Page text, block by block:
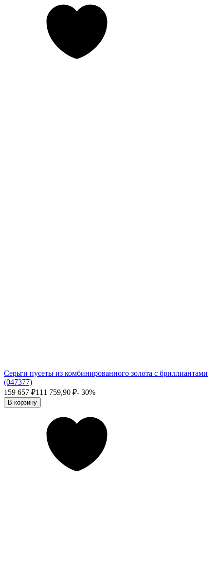
Серьги пусеты из комбинированного золота с бриллиантами
(047377)
159 657 ₽111 759,90 ₽- 30%
В корзину